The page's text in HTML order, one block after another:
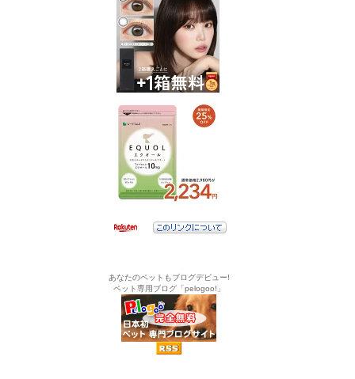
あなたのペットもブログデビュー!
ペット専用ブログ「pelogoo!」